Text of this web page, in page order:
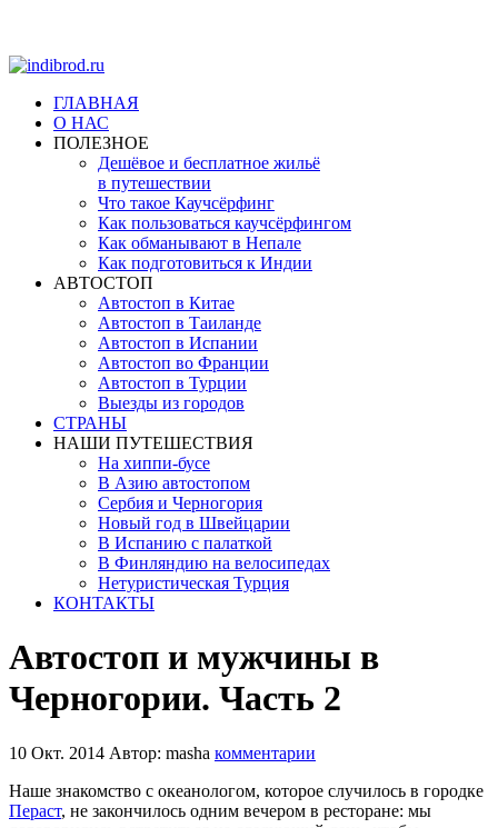
ГЛАВНАЯ
О НАС
ПОЛЕЗНОЕ
Дешёвое и бесплатное жильё
в путешествии
Что такое Каучсёрфинг
Как пользоваться каучсёрфингом
Как обманывают в Непале
Как подготовиться к Индии
АВТОСТОП
Автостоп в Китае
Автостоп в Таиланде
Автостоп в Испании
Автостоп во Франции
Автостоп в Турции
Выезды из городов
СТРАНЫ
НАШИ ПУТЕШЕСТВИЯ
На хиппи-бусе
В Азию автостопом
Сербия и Черногория
Новый год в Швейцарии
В Испанию с палаткой
В Финляндию на велосипедах
Нетуристическая Турция
КОНТАКТЫ
Автостоп и мужчины в
Черногории. Часть 2
10 Окт. 2014 Автор: masha комментарии
Наше знакомство с океанологом, которое случилось в городке
Пераст, не закончилось одним вечером в ресторане: мы